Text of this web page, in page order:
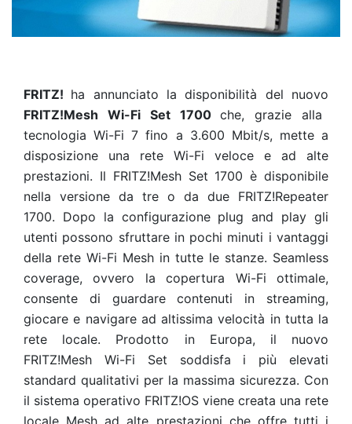
FRITZ! ha annunciato la disponibilità del nuovo
FRITZ!Mesh Wi-Fi Set 1700che, grazie alla
tecnologia Wi-Fi 7 fino a 3.600 Mbit/s, mette a
disposizione una rete Wi-Fi veloce e ad alte
prestazioni. Il FRITZ!Mesh Set 1700 è disponibile
nella versione da tre o da due FRITZ!Repeater
1700. Dopo la configurazione plug and play gli
utenti possono sfruttare in pochi minuti i vantaggi
della rete Wi-Fi Mesh in tutte le stanze. Seamless
coverage, ovvero la copertura Wi-Fi ottimale,
consente di guardare contenuti in streaming,
giocare e navigare ad altissima velocità in tutta la
rete locale. Prodotto in Europa, il nuovo
FRITZ!Mesh Wi-Fi Set soddisfa i più elevati
standard qualitativi per la massima sicurezza. Con
il sistema operativo FRITZ!OS viene creata una rete
locale Mesh ad alte prestazioni che offre tutti i